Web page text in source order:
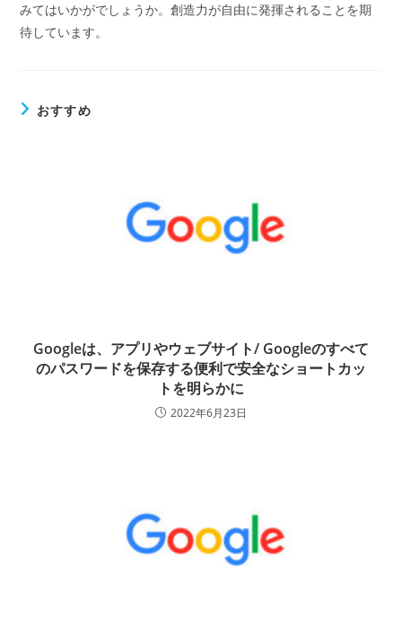
みてはいかがでしょうか。創造力が自由に発揮されることを期
待しています。
おすすめ
Googleは、アプリやウェブサイト/ Googleのすべて
のパスワードを保存する便利で安全なショートカッ
トを明らかに
2022年6月23日